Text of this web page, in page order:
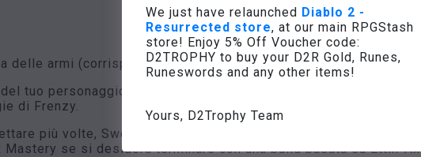
We just have relaunched Diablo 2 -
Resurrected store, at our main RPGStash
store! Enjoy 5% Off Voucher code:
D2TROPHY to buy your D2R Gold, Runes,
Runeswords and any other items!
Yours, D2Trophy Team
delle armi (corrispondente al tipo di arma che stai usando)
tuo personaggio, è una buona idea mettere un punto nella
di Frenzy.
più volte, Sword Mastery è la scelta migliore per il fine
Mastery se si desidera terminare con una build basata su Ettin-